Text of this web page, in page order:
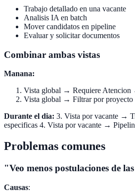
Trabajo detallado en una vacante
Analisis IA en batch
Mover candidatos en pipeline
Evaluar y solicitar documentos
Combinar ambas vistas
Manana:
Vista global → Requiere Atencion
Vista global → Filtrar por
Durante el dia: 3. Vista por vacante →
especificas 4. Vista por vacante →
Problemas comunes
"Veo menos postulaciones de
Causas: